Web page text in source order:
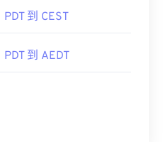
PDT 到 CEST
PDT 到 AEDT